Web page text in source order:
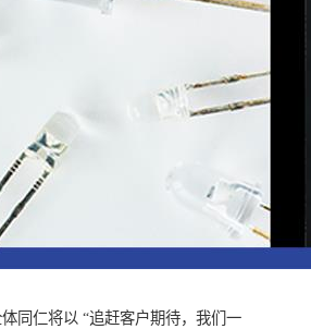
同仁将以 “追赶客户期待，我们一